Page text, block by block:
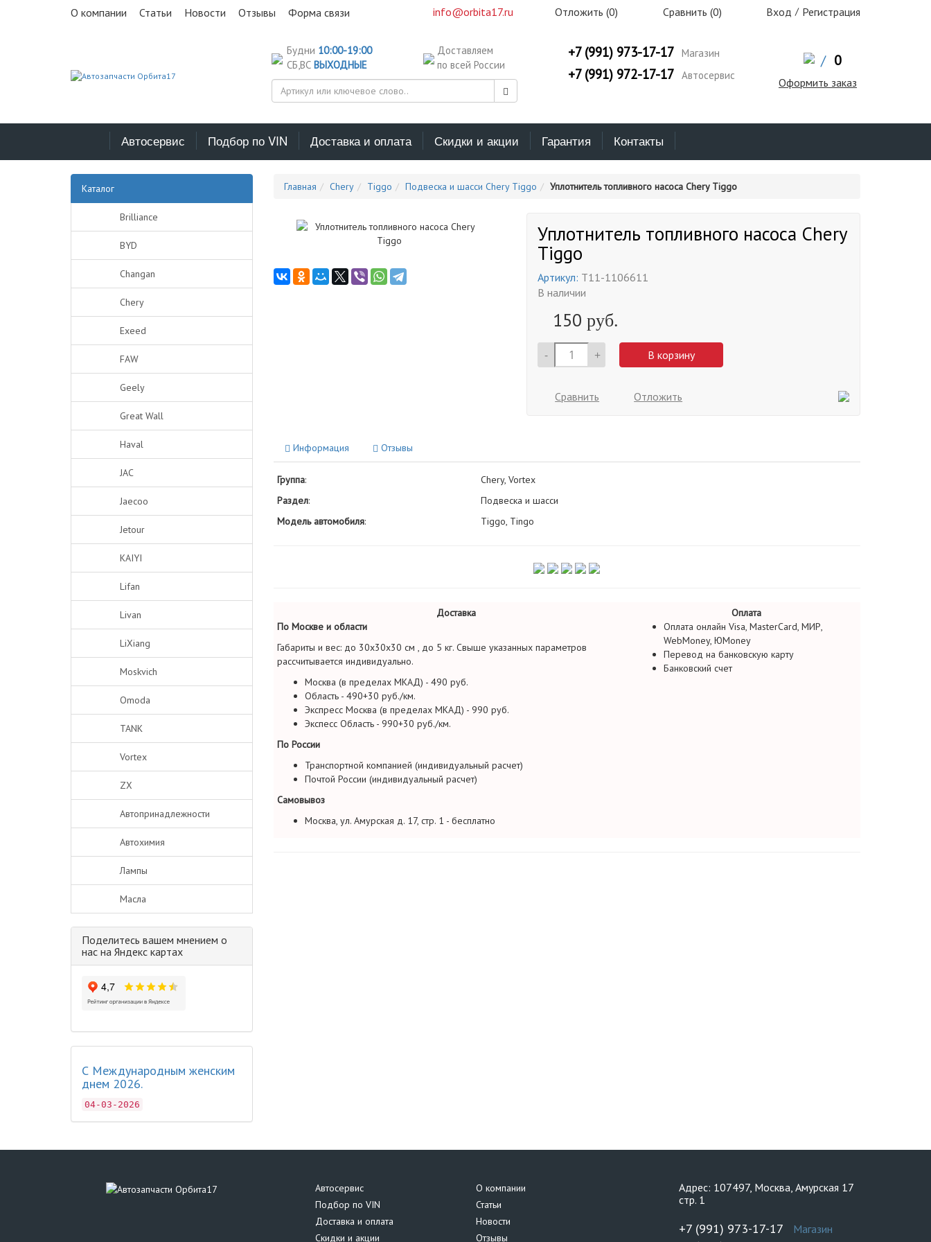
О компании Статьи Новости Отзывы Форма связи info@orbita17.ru Отложить (0) Сравнить (0) Вход / Регистрация
Будни 10:00-19:00
СБ,ВС ВЫХОДНЫЕ
Доставляем
по всей России
+7 (991) 973-17-17 Магазин
+7 (991) 972-17-17 Автосервис
/ 0
Оформить заказ
Автосервис Подбор по VIN Доставка и оплата Скидки и акции Гарантия Контакты
Каталог
Brilliance
BYD
Changan
Chery
Exeed
FAW
Geely
Great Wall
Haval
JAC
Jaecoo
Jetour
KAIYI
Lifan
Livan
LiXiang
Moskvich
Omoda
TANK
Vortex
ZX
Автопринадлежности
Автохимия
Лампы
Масла
Поделитесь вашем мнением о
нас на Яндекс картах
С Международным женским
днем 2026.
04-03-2026
Главная Chery Tiggo Подвеска и шасси Chery Tiggo Уплотнитель топливного насоса Chery Tiggo
Уплотнитель топливного насоса Chery
Tiggo
Артикул: T11-1106611
В наличии
150 руб.
- + В корзину
Сравнить Отложить
Информация Отзывы
Группа:
Chery, Vortex
Раздел:
Подвеска и шасси
Модель автомобиля: Tiggo, Tingo
Доставка
Оплата
По Москве и области
Габариты и вес: до 30х30х30 см , до 5 кг. Свыше указанных параметров
рассчитывается индивидуально.
Москва (в пределах МКАД) - 490 руб.
Область - 490+30 руб./км.
Экспресс Москва (в пределах МКАД) - 990 руб.
Экспесс Область - 990+30 руб./км.
По России
Транспортной компанией (индивидуальный расчет)
Почтой России (индивидуальный расчет)
Самовывоз
Москва, ул. Амурская д. 17, стр. 1 - бесплатно
Оплата онлайн Visa, MasterCard, МИР,
WebMoney, ЮMoney
Перевод на банковскую карту
Банковский счет
Автосервис
Подбор по VIN
Доставка и оплата
Скидки и акции
О компании
Статьи
Новости
Отзывы
Адрес: 107497, Москва, Амурская 17
стр. 1
+7 (991) 973-17-17 Магазин